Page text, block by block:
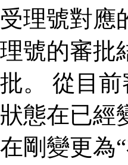
受理號對應
理號的審批
批。 從目
狀態在已經
在剛變更為